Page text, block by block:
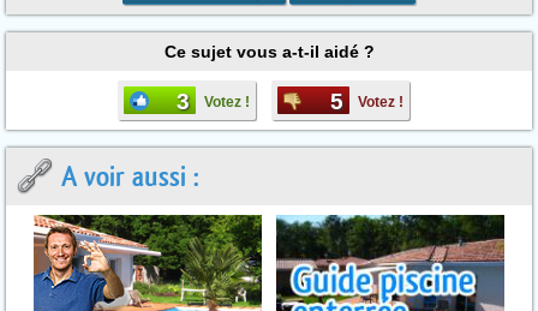
Ce sujet vous a-t-il aidé ?
3 Votez ! 5 Votez !
A voir aussi :